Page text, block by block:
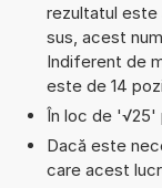
rezultatul este
sus, acest
Indiferent de
este de 14
În loc de '√25'
Dacă este
care acest